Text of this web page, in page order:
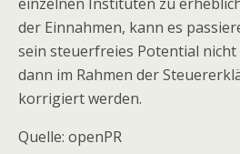
der Einnahmen, kann es
sein steuerfreies Potential nicht
dann im Rahmen der
korrigiert werden.
Quelle: openPR